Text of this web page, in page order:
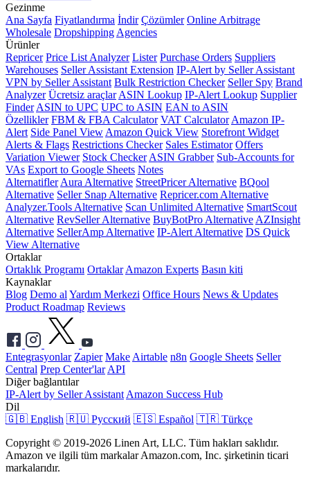
Gezinme
Ana Sayfa Fiyatlandırma İndir Çözümler Online Arbitrage
Wholesale Dropshipping Agencies
Ürünler
Repricer Price List Analyzer Lister Purchase Orders Suppliers
Warehouses Seller Assistant Extension IP-Alert by Seller Assistant
VPN by Seller Assistant Bulk Restriction Checker Seller Spy Brand
Analyzer Ücretsiz araçlar ASIN Lookup IP-Alert Lookup Supplier
Finder ASIN to UPC UPC to ASIN EAN to ASIN
Özellikler FBM & FBA Calculator VAT Calculator Amazon IP-
Alert Side Panel View Amazon Quick View Storefront Widget
Alerts & Flags Restrictions Checker Sales Estimator Offers
Variation Viewer Stock Checker ASIN Grabber Sub-Accounts for
VAs Export to Google Sheets Notes
Alternatifler Aura Alternative StreetPricer Alternative BQool
Alternative Seller Snap Alternative Repricer.com Alternative
Analyzer.Tools Alternative Scan Unlimited Alternative SmartScout
Alternative RevSeller Alternative BuyBotPro Alternative AZInsight
Alternative SellerAmp Alternative IP-Alert Alternative DS Quick
View Alternative
Ortaklar
Ortaklık Programı Ortaklar Amazon Experts Basın kiti
Kaynaklar
Blog Demo al Yardım Merkezi Office Hours News & Updates
Product Roadmap Reviews
Entegrasyonlar Zapier Make Airtable n8n Google Sheets Seller
Central Prep Center'lar API
Diğer bağlantılar
IP-Alert by Seller Assistant Amazon Success Hub
Dil
🇬🇧 English 🇷🇺 Русский 🇪🇸 Español 🇹🇷 Türkçe
Copyright © 2019-2026 Linen Art, LLC. Tüm hakları saklıdır.
Amazon ve ilgili tüm markalar Amazon.com, Inc. şirketinin ticari
markalarıdır.